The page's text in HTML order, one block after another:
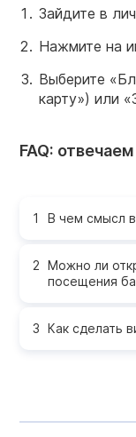
Зайдите в
Нажмите на
Выберите
карту») или
FAQ:
В чем смысл
Можно ли
посещения
Как сделать